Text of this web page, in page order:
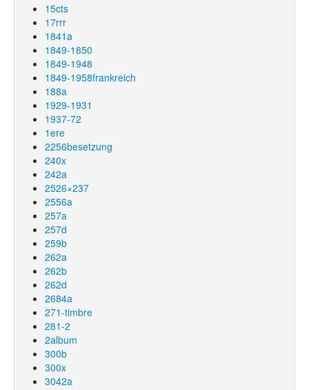
15cts
17rrr
1841a
1849-1850
1849-1948
1849-1958frankreich
188a
1929-1931
1937-72
1ere
2256besetzung
240x
242a
2526×237
2556a
257a
257d
259b
262a
262b
262d
2684a
271-timbre
281-2
2album
300b
300x
3042a